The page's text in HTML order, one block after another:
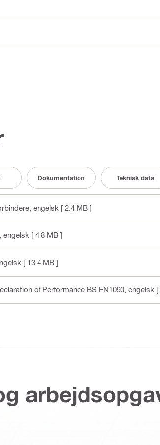
Dokumentation Teknisk data
, engelsk [ 2.4 MB ]
, engelsk [ 4.8 MB ]
[ 13.4 MB ]
of Performance BS EN1090 , engelsk [